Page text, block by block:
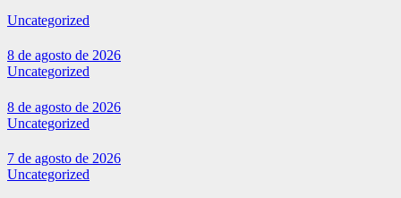
Uncategorized
8 de agosto de 2026
Uncategorized
8 de agosto de 2026
Uncategorized
7 de agosto de 2026
Uncategorized